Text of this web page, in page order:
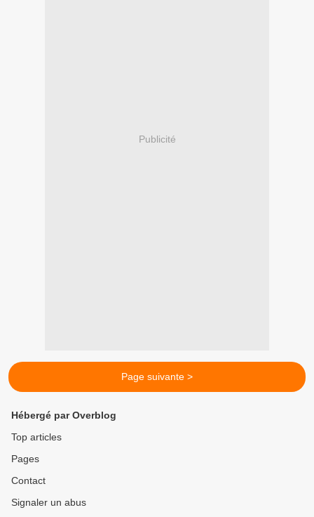
Publicité
Page suivante >
Hébergé par Overblog
Top articles
Pages
Contact
Signaler un abus